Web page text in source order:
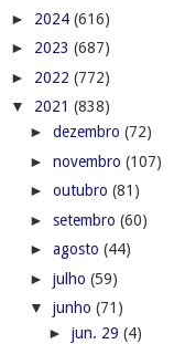
► 2024 (616)
► 2023 (687)
► 2022 (772)
▼ 2021 (838)
► dezembro (72)
► novembro (107)
► outubro (81)
► setembro (60)
► agosto (44)
► julho (59)
▼ junho (71)
► jun. 29 (4)